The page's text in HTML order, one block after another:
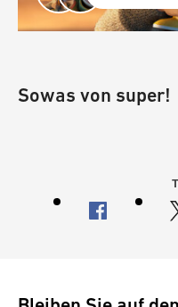
Sowas von super!